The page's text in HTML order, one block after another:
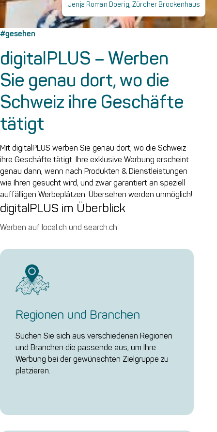
Jenja Roman Doerig, Zürcher Brockenhaus
#gesehen
digitalPLUS – Werben
Sie genau dort, wo die
Schweiz ihre Geschäfte
tätigt
Mit digitalPLUS werben Sie genau dort, wo die Schweiz
ihre Geschäfte tätigt. Ihre exklusive Werbung erscheint
genau dann, wenn nach Produkten & Dienstleistungen
wie Ihren gesucht wird, und zwar garantiert an speziell
auffälligen Werbeplätzen. Übersehen werden unmöglich!
digitalPLUS im Überblick
Werben auf local.ch und search.ch
Regionen und Branchen
Suchen Sie sich aus verschiedenen Regionen
und Branchen die passende aus, um Ihre
Werbung bei der gewünschten Zielgruppe zu
platzieren.